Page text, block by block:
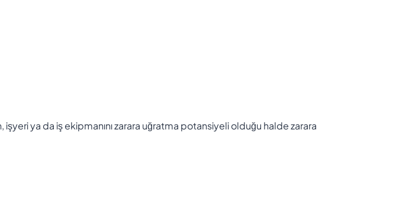
ya da iş ekipmanını zarara uğratma potansiyeli olduğu halde zarara